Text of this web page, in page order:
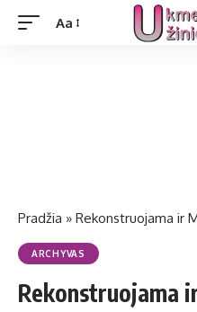
Aa
Pradžia » Re­konst­ruo­ja­ma ir
ARCHYVAS
Re­konst­ruo­ja­ma